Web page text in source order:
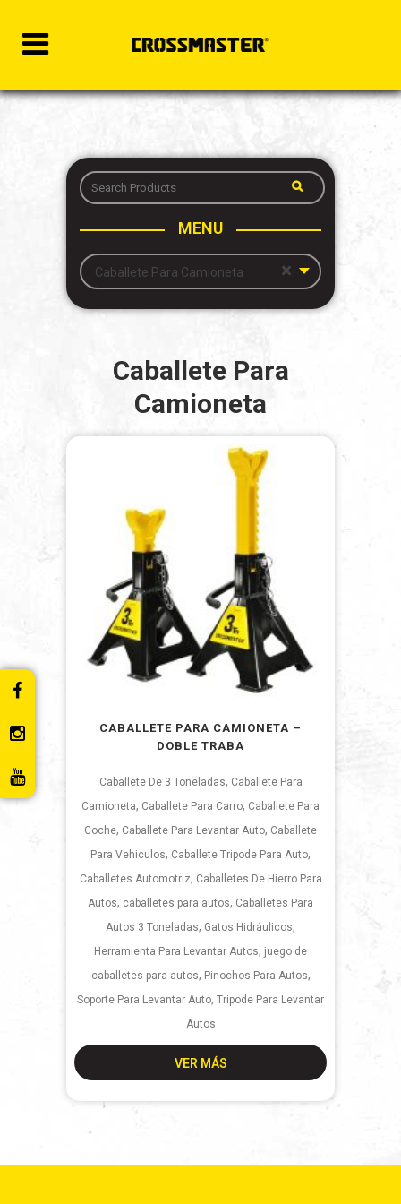
MENU
×
Caballete Para Camioneta
Caballete Para
Camioneta
CABALLETE PARA CAMIONETA –
DOBLE TRABA
Caballete De 3 Toneladas, Caballete Para
Camioneta, Caballete Para Carro, Caballete Para
Coche, Caballete Para Levantar Auto, Caballete
Para Vehiculos, Caballete Tripode Para Auto,
Caballetes Automotriz, Caballetes De Hierro Para
Autos, caballetes para autos, Caballetes Para
Autos 3 Toneladas, Gatos Hidráulicos,
Herramienta Para Levantar Autos, juego de
caballetes para autos, Pinochos Para Autos,
Soporte Para Levantar Auto, Tripode Para Levantar
Autos
VER MÁS